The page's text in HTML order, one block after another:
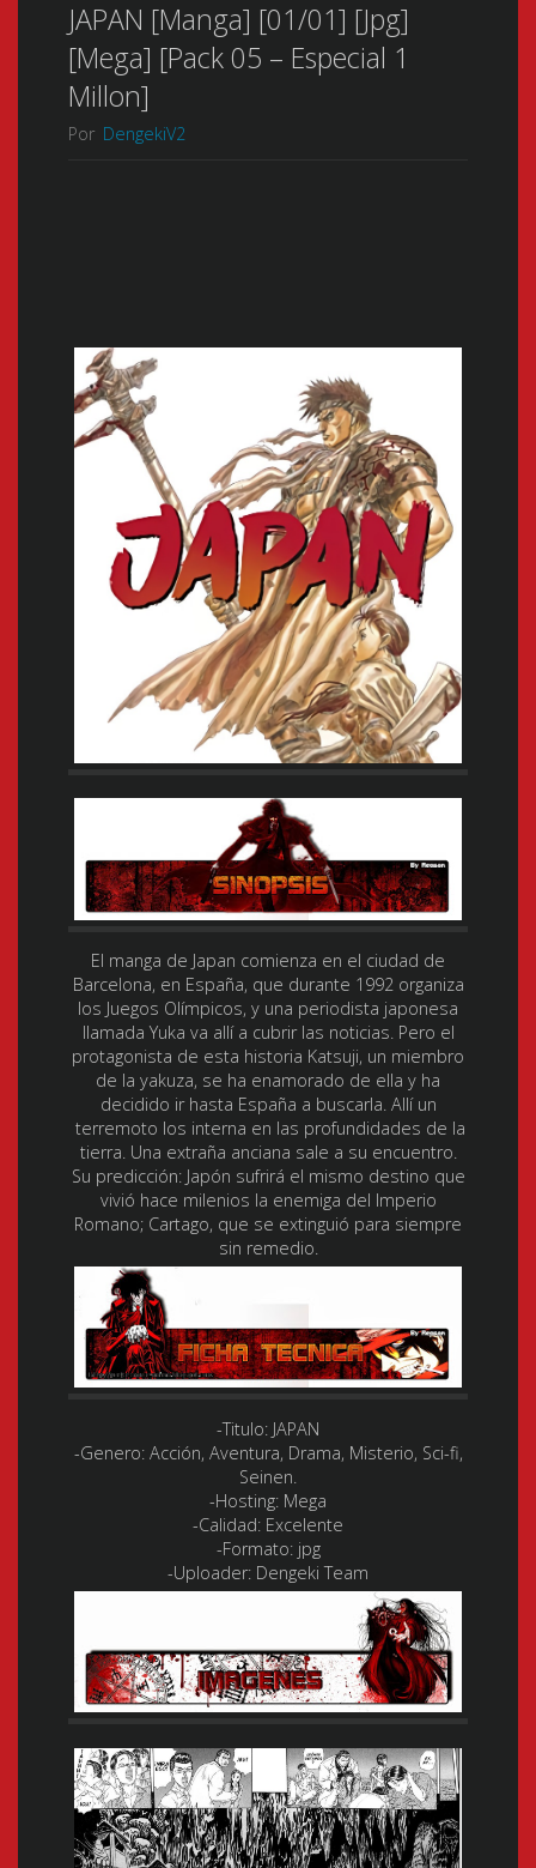
JAPAN [Manga] [01/01] [Jpg]
[Mega] [Pack 05 – Especial 1
Millon]
Por DengekiV2
El manga de Japan comienza en el ciudad de
Barcelona, en España, que durante 1992 organiza
los Juegos Olímpicos, y una periodista japonesa
llamada Yuka va allí a cubrir las noticias. Pero el
protagonista de esta historia Katsuji, un miembro
de la yakuza, se ha enamorado de ella y ha
decidido ir hasta España a buscarla. Allí un
terremoto los interna en las profundidades de la
tierra. Una extraña anciana sale a su encuentro.
Su predicción: Japón sufrirá el mismo destino que
vivió hace milenios la enemiga del Imperio
Romano; Cartago, que se extinguió para siempre
sin remedio.
-Titulo: JAPAN
-Genero:Acción, Aventura, Drama, Misterio, Sci-fi,
Seinen.
-Hosting: Mega
-Calidad: Excelente
-Formato:jpg
-Uploader: Dengeki Team